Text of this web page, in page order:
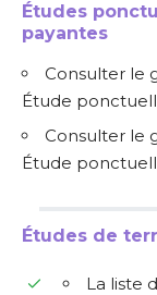
Études
payantes
Consulter le
Étude
Consulter le
Étude
Études de
La liste